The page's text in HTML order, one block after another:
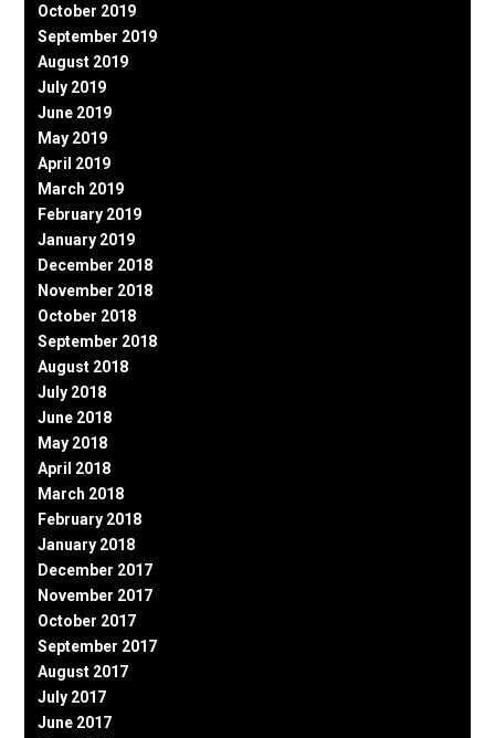
October 2019
September 2019
August 2019
July 2019
June 2019
May 2019
April 2019
March 2019
February 2019
January 2019
December 2018
November 2018
October 2018
September 2018
August 2018
July 2018
June 2018
May 2018
April 2018
March 2018
February 2018
January 2018
December 2017
November 2017
October 2017
September 2017
August 2017
July 2017
June 2017